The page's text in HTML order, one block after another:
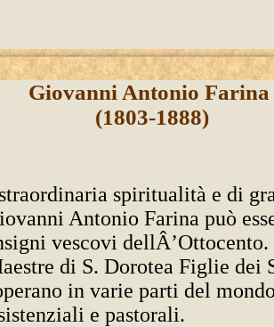
Giovanni Antonio Farina
(1803-1888)
spiritualità e di
Antonio Farina può
vescovi
di S. Dorotea Figlie dei
in varie parti del
e pastorali.